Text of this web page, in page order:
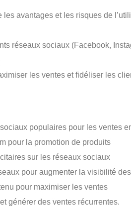
avantages et les risques de
réseaux sociaux (Facebook,
les ventes et fidéliser les
populaires pour les ventes
pour la promotion de produits
sur les réseaux sociaux
pour augmenter la visibilité
pour maximiser les ventes
générer des ventes récurrentes.